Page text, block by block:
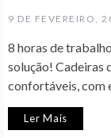
9 DE FEVEREIRO,
8 horas de
solução! Cadeiras
confortáveis, com
Ler Mais